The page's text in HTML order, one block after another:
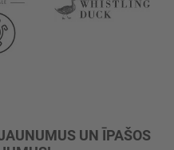
UN ĪPAŠOS